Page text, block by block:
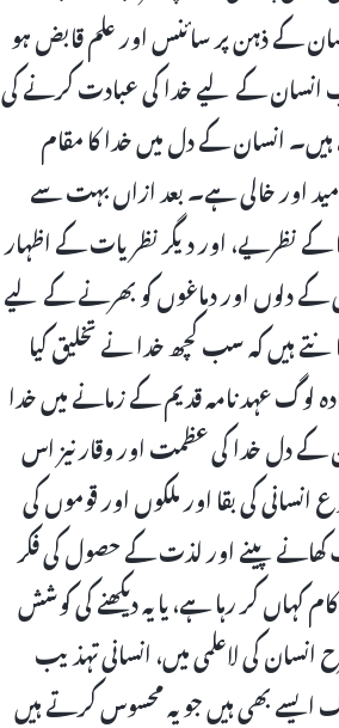
کے ذہن پر سائنس اور علم قابض ہو
انسان کے لیے خدا کی عبادت کرنے کی
انسان کے دل میں خدا کا مقام
اور خالی ہے۔ بعد ازاں بہت سے
نظریے، اور دیگر نظریات کے اظہار
دلوں اور دماغوں کو بھرنے کے لیے
ہیں کہ سب کچھ خدا نے تخلیق کیا
لوگ عہد نامہ قدیم کے زمانے میں خدا
کے دل خدا کی عظمت اور وقار نیز اس
کی بقا اور ملکوں اور قوموں کی
کھانے پینے اور لذت کے حصول کی فکر
کر رہا ہے، یا یہ دیکھنے کی کوشش
کی لاعلمی میں، انسانی تہذیب
بھی ہیں جو یہ محسوس کرتے ہیں